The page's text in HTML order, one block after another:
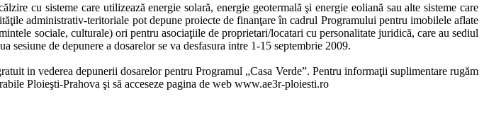
cu sisteme care utilizează energie solară, energie geotermală şi energie eoliană sau alte sisteme care
administrativ-teritoriale pot depune proiecte de finanţare în cadrul Programului pentru imobilele aflate
sociale, culturale) ori pentru asociaţiile de proprietari/locatari cu personalitate juridică, care au sediul
de depunere a dosarelor se va desfasura intre 1-15 septembrie 2009.
in vederea depunerii dosarelor pentru Programul „Casa Verde”. Pentru informaţii suplimentare rugăm
Ploieşti-Prahova şi să acceseze pagina de web www.ae3r-ploiesti.ro